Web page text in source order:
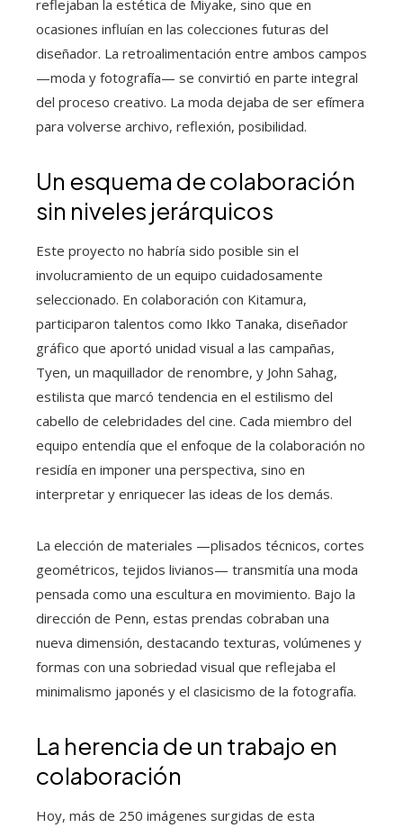
reflejaban la estética de Miyake, sino que en
ocasiones influían en las colecciones futuras del
diseñador. La retroalimentación entre ambos campos
—moda y fotografía— se convirtió en parte integral
del proceso creativo. La moda dejaba de ser efímera
para volverse archivo, reflexión, posibilidad.
Un esquema de colaboración
sin niveles jerárquicos
Este proyecto no habría sido posible sin el
involucramiento de un equipo cuidadosamente
seleccionado. En colaboración con Kitamura,
participaron talentos como Ikko Tanaka, diseñador
gráfico que aportó unidad visual a las campañas,
Tyen, un maquillador de renombre, y John Sahag,
estilista que marcó tendencia en el estilismo del
cabello de celebridades del cine. Cada miembro del
equipo entendía que el enfoque de la colaboración no
residía en imponer una perspectiva, sino en
interpretar y enriquecer las ideas de los demás.
La elección de materiales —plisados técnicos, cortes
geométricos, tejidos livianos— transmitía una moda
pensada como una escultura en movimiento. Bajo la
dirección de Penn, estas prendas cobraban una
nueva dimensión, destacando texturas, volúmenes y
formas con una sobriedad visual que reflejaba el
minimalismo japonés y el clasicismo de la fotografía.
La herencia de un trabajo en
colaboración
Hoy, más de 250 imágenes surgidas de esta